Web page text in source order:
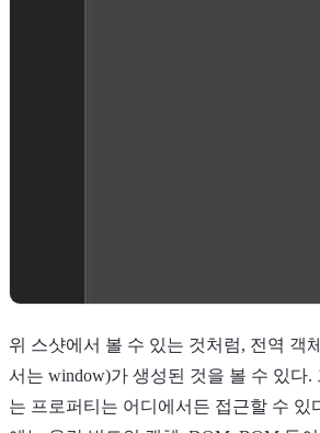
위 스샷에서 볼 수 있는 것처럼, 전역 객체
서는 window)가 생성된 것을 볼 수 있다.
는 프로퍼티는 어디에서든 접근할 수 있